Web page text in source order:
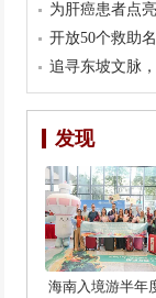
为肝癌患者点
开放50个救助
追寻东坡文脉
发现
海南入境游半年